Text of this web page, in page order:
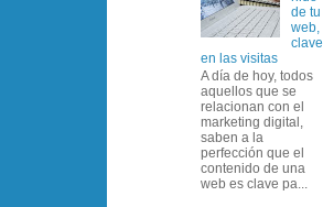
de tu
web,
clave
en las visitas
A día de hoy, todos
aquellos que se
relacionan con el
marketing digital,
saben a la
perfección que el
contenido de una
web es clave pa...